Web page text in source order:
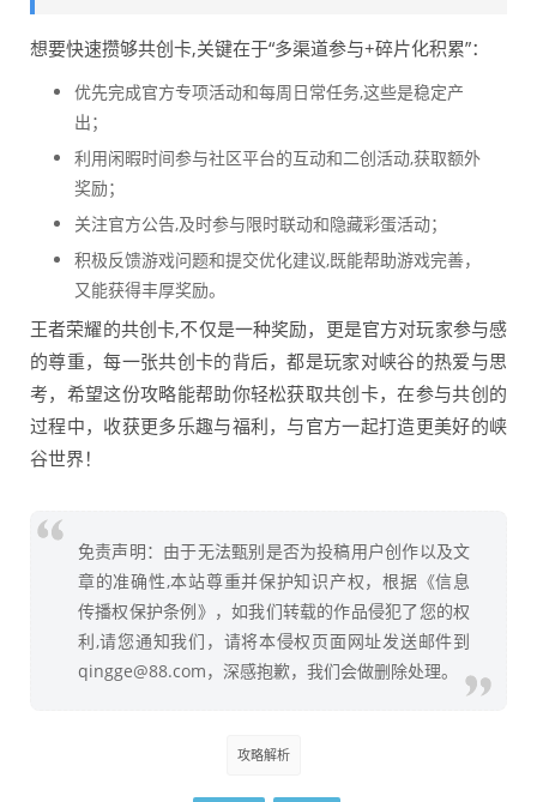
想要快速攒够共创卡,关键在于“多渠道参与+碎片化积累”：
优先完成官方专项活动和每周日常任务,这些是稳定产
出；
利用闲暇时间参与社区平台的互动和二创活动,获取额外
奖励；
关注官方公告,及时参与限时联动和隐藏彩蛋活动；
积极反馈游戏问题和提交优化建议,既能帮助游戏完善，
又能获得丰厚奖励。
王者荣耀的共创卡,不仅是一种奖励，更是官方对玩家参与感
的尊重，每一张共创卡的背后，都是玩家对峡谷的热爱与思
考，希望这份攻略能帮助你轻松获取共创卡，在参与共创的
过程中，收获更多乐趣与福利，与官方一起打造更美好的峡
谷世界！
免责声明：由于无法甄别是否为投稿用户创作以及文
章的准确性,本站尊重并保护知识产权，根据《信息
传播权保护条例》，如我们转载的作品侵犯了您的权
利,请您通知我们，请将本侵权页面网址发送邮件到
qingge@88.com，深感抱歉，我们会做删除处理。
攻略解析